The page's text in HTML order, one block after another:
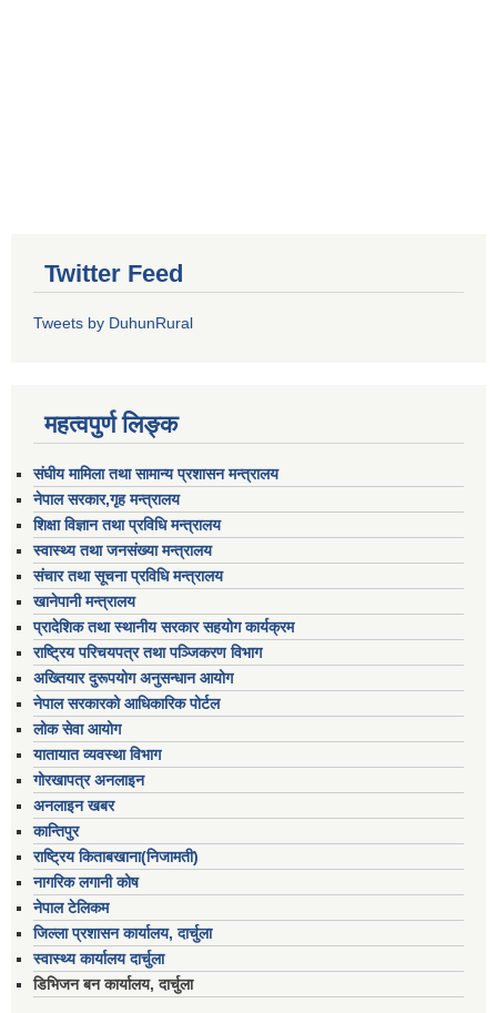
Twitter Feed
Tweets by DuhunRural
महत्वपुर्ण लिङ्क
संघीय मामिला तथा सामान्य प्रशासन मन्त्रालय
नेपाल सरकार,गृह मन्त्रालय
शिक्षा विज्ञान तथा प्रविधि मन्त्रालय
स्वास्थ्य तथा जनसंख्या मन्त्रालय
संचार तथा सूचना प्रविधि मन्त्रालय
खानेपानी मन्त्रालय
प्रादेशिक तथा स्थानीय सरकार सहयोग कार्यक्रम
राष्ट्रिय परिचयपत्र तथा पञ्जिकरण विभाग
अख्तियार दुरूपयोग अनुसन्धान आयोग
नेपाल सरकारको आधिकारिक पोर्टल
लोक सेवा आयोग
यातायात व्यवस्था विभाग
गोरखापत्र अनलाइन
अनलाइन खबर
कान्तिपुर
राष्ट्रिय किताबखाना(निजामती)
नागरिक लगानी कोष
नेपाल टेलिकम
जिल्ला प्रशासन कार्यालय, दार्चुला
स्वास्थ्य कार्यालय दार्चुला
डिभिजन बन कार्यालय, दार्चुला